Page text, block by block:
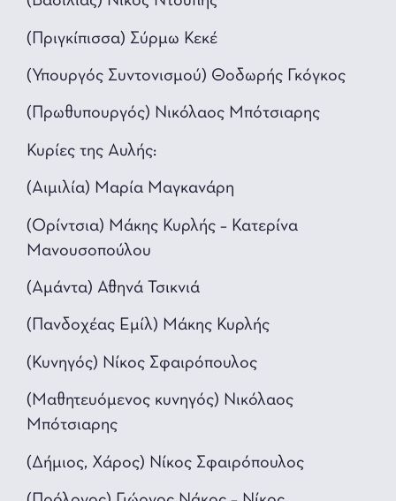
(Πριγκίπισσα) Σύρμω Κεκέ
(Υπουργός Συντονισμού) Θοδωρής Γκόγκος
(Πρωθυπουργός) Νικόλαος Μπότσιαρης
Κυρίες της Αυλής:
(Αιμιλία) Μαρία Μαγκανάρη
(Ορίντσια) Μάκης Κυρλής – Κατερίνα
Μανουσοπούλου
(Αμάντα) Αθηνά Τσικνιά
(Πανδοχέας Εμίλ) Μάκης Κυρλής
(Κυνηγός) Νίκος Σφαιρόπουλος
(Μαθητευόμενος κυνηγός) Νικόλαος
Μπότσιαρης
(Δήμιος, Χάρος) Νίκος Σφαιρόπουλος